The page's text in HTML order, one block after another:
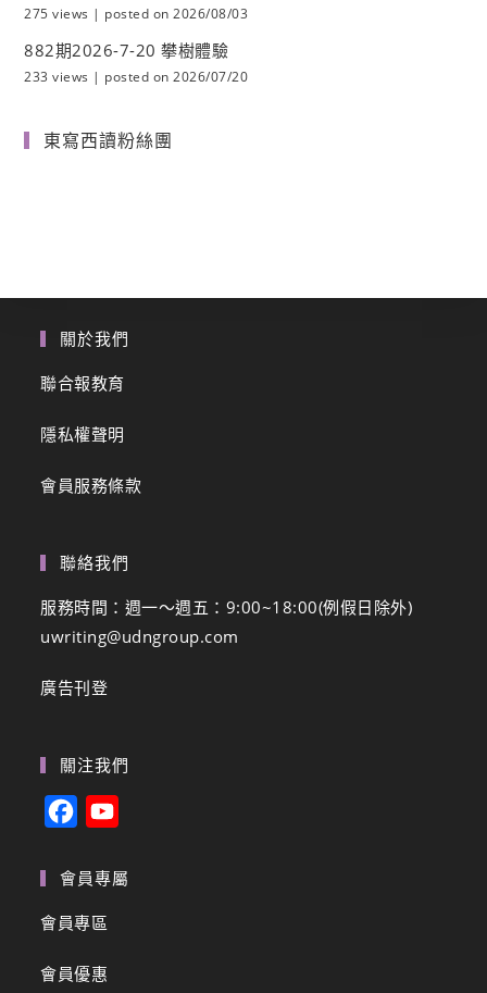
275 views | posted on 2026/08/03
882期2026-7-20 攀樹體驗
233 views | posted on 2026/07/20
東寫西讀粉絲團
關於我們
聯合報教育
隱私權聲明
會員服務條款
聯絡我們
服務時間：週一～週五：9:00~18:00(例假日除外)
uwriting@udngroup.com
廣告刊登
關注我們
c
e
o
u
會員專屬
會員專區
會員優惠